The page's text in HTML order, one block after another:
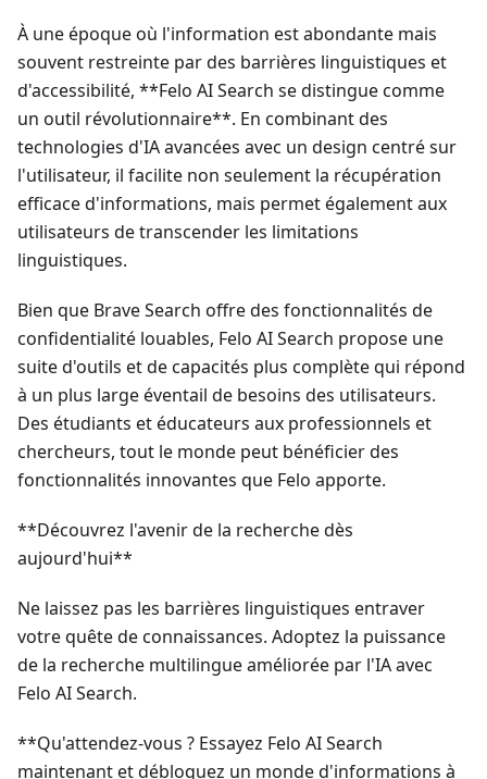
À une époque où l'information est abondante mais
souvent restreinte par des barrières linguistiques et
d'accessibilité, **Felo AI Search se distingue comme
un outil révolutionnaire**. En combinant des
technologies d'IA avancées avec un design centré sur
l'utilisateur, il facilite non seulement la récupération
efficace d'informations, mais permet également aux
utilisateurs de transcender les limitations
linguistiques.
Bien que Brave Search offre des fonctionnalités de
confidentialité louables, Felo AI Search propose une
suite d'outils et de capacités plus complète qui répond
à un plus large éventail de besoins des utilisateurs.
Des étudiants et éducateurs aux professionnels et
chercheurs, tout le monde peut bénéficier des
fonctionnalités innovantes que Felo apporte.
**Découvrez l'avenir de la recherche dès
aujourd'hui**
Ne laissez pas les barrières linguistiques entraver
votre quête de connaissances. Adoptez la puissance
de la recherche multilingue améliorée par l'IA avec
Felo AI Search.
**Qu'attendez-vous ? Essayez Felo AI Search
maintenant et débloquez un monde d'informations à